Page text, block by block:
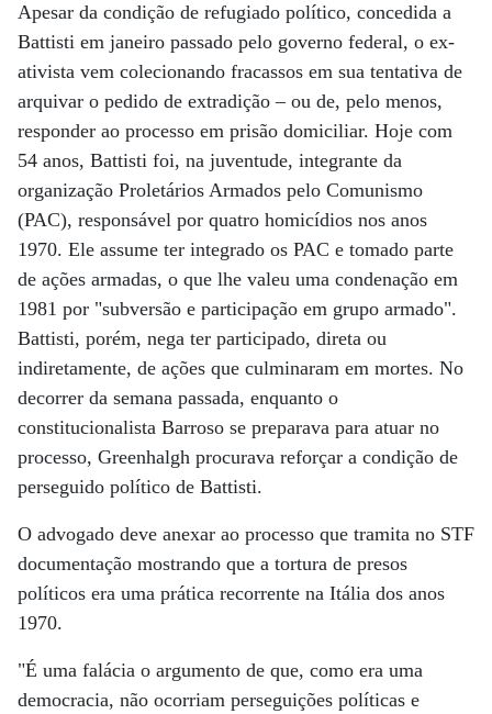
Apesar da condição de refugiado político, concedida a
Battisti em janeiro passado pelo governo federal, o ex-
ativista vem colecionando fracassos em sua tentativa de
arquivar o pedido de extradição – ou de, pelo menos,
responder ao processo em prisão domiciliar. Hoje com
54 anos, Battisti foi, na juventude, integrante da
organização Proletários Armados pelo Comunismo
(PAC), responsável por quatro homicídios nos anos
1970. Ele assume ter integrado os PAC e tomado parte
de ações armadas, o que lhe valeu uma condenação em
1981 por "subversão e participação em grupo armado".
Battisti, porém, nega ter participado, direta ou
indiretamente, de ações que culminaram em mortes. No
decorrer da semana passada, enquanto o
constitucionalista Barroso se preparava para atuar no
processo, Greenhalgh procurava reforçar a condição de
perseguido político de Battisti.
O advogado deve anexar ao processo que tramita no STF
documentação mostrando que a tortura de presos
políticos era uma prática recorrente na Itália dos anos
1970.
"É uma falácia o argumento de que, como era uma
democracia, não ocorriam perseguições políticas e